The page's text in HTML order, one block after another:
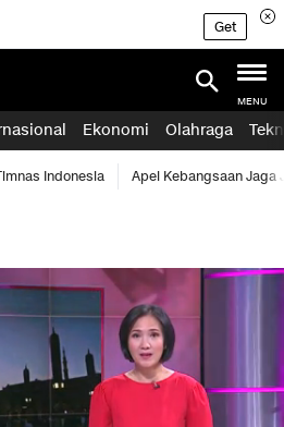
Get
MENU
Ekonomi Olahraga
Indonesia Apel Kebangsaan Jaga